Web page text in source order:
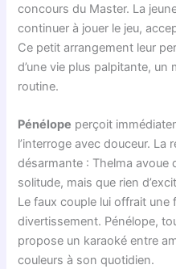
concours du Master. La
continuer à jouer le jeu,
Ce petit arrangement leur
d’une vie plus palpitante,
routine.
Pénélope perçoit
l’interroge avec douceur. La
désarmante : Thelma avoue
solitude, mais que rien
Le faux couple lui offrait une
divertissement. Pénélope,
propose un karaoké entre
couleurs à son quotidien.